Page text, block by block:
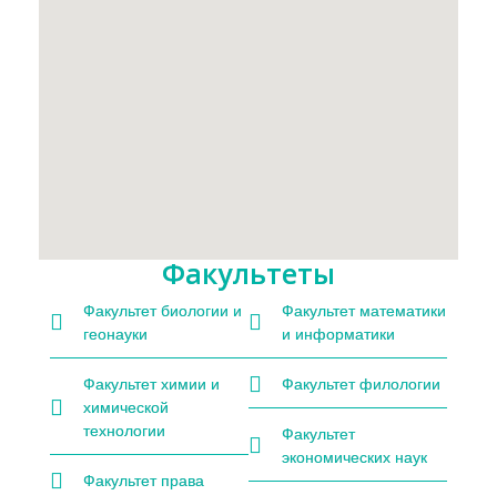
Факультеты
Факультет биологии и
геонауки
Факультет химии и
химической
технологии
Факультет права
Факультет математики
и информатики
Факультет филологии
Факультет
экономических наук